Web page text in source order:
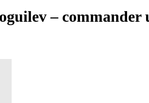
– commander